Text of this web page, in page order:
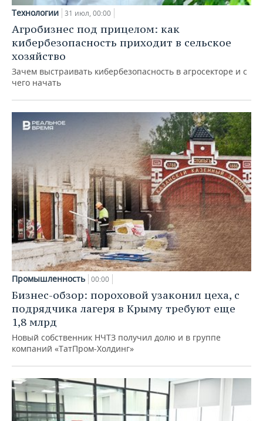
Технологии 31 июл, 00:00
Агробизнес под прицелом: как
кибербезопасность приходит в сельское
хозяйство
Зачем выстраивать кибербезопасность в агросекторе и с
чего начать
Промышленность 00:00
Бизнес-обзор: пороховой узаконил цеха, с
подрядчика лагеря в Крыму требуют еще
1,8 млрд
Новый собственник НЧТЗ получил долю и в группе
компаний «ТатПром-Холдинг»